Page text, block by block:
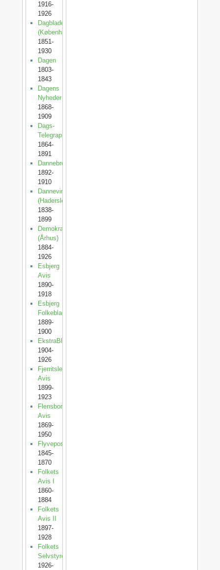
1916-
1926
Dagbladet
(København)
1851-
1930
Dagen
1803-
1843
Dagens
Nyheder
1868-
1909
Dags-
Telegraphen
1864-
1891
Dannebrog
1892-
1910
Dannevirke
(Haderslev)
1838-
1899
Demokraten
(Århus)
1884-
1926
Esbjerg
Avis
1890-
1918
Esbjerg
Folkeblad
1889-
1900
EkstraBladet
1904-
1926
Fjerritslev
Avis
1899-
1923
Flensborg
Avis
1869-
1950
Flyveposten
1845-
1870
Folkets
Avis I
1860-
1884
Folkets
Avis II
1897-
1928
Folkets
Selvstyre
1926-